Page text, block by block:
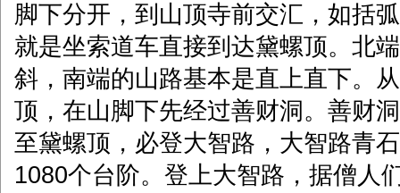
脚下分开，到山顶寺前交汇，如括
就是坐索道车直接到达黛螺顶。北
斜，南端的山路基本是直上直下。
顶，在山脚下先经过善财洞。善财
至黛螺顶，必登大智路，大智路青
1080个台阶。登上大智路，据僧人